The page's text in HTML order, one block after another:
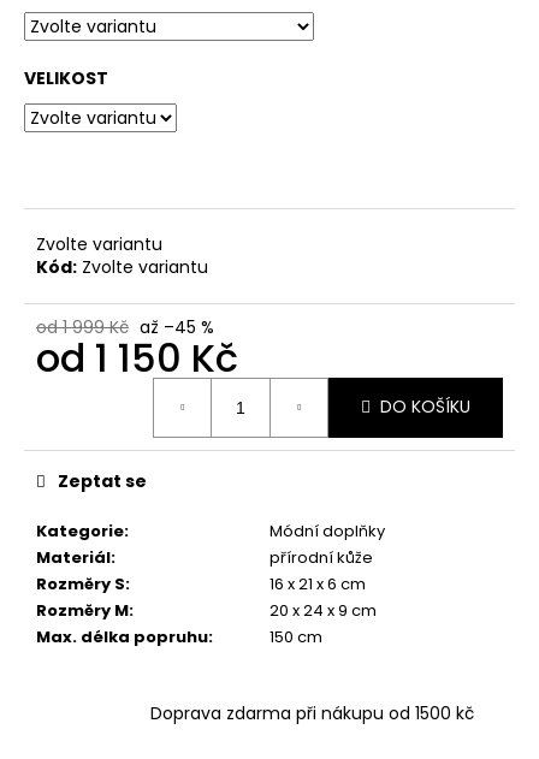
VELIKOST
Zvolte variantu
Kód: Zvolte variantu
od 1 999 Kč až –45 %
od 1 150 Kč
DO KOŠÍKU
Kategorie:
Módní doplňky
Materiál:
přírodní kůže
Rozměry S:
16 x 21 x 6 cm
Rozměry M:
20 x 24 x 9 cm
Max. délka popruhu: 150 cm
Zeptat se
Doprava zdarma při nákupu od 1500 kč